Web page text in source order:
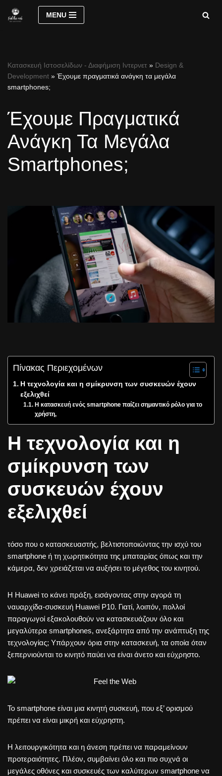
Μεταπηδήστε
MENU
Κατασκευή Ιστοσελίδων - Διαφήμιση Ιντερνετ » Design &
Development » Έχουμε πραγματικά ανάγκη τα μεγάλα
smartphones;
Έχουμε Πραγματικά
Ανάγκη Τα Μεγάλα
Smartphones;
Πίνακας Περιεχομένων
Η τεχνολογία και η σμίκρυνση των συσκευών έχουν
εξελιχθεί
Η κατασκευή ενός smartphone παίζει σημαντικό ρόλο για το
χρήστη,
Η τεχνολογία και η
σμίκρυνση των
συσκευών έχουν
εξελιχθεί
τόσο που ο κατασκευαστής, βελτιστοποιώντας την ισχύ του
smartphone ή τη χωρητικότητα της μπαταρίας όπως και την
κάμερα, δεν χρειάζεται να αυξήσει το μέγεθος του κινητού.
Η Huawei το κάνει πράξη, εισάγοντας στην αγορά τη
ναυαρχίδα-συσκευή Huawei P10. Γιατί, λοιπόν, πολλοί
παραγωγοί εξακολουθούν να κατασκευάζουν όλο και
μεγαλύτερα smartphones, ανεξάρτητα από την ανάπτυξη της
τεχνολογίας; Υπάρχουν όρια στην κατασκευή, τα οποία όταν
ξεπερνιούνται το κινητό παύει να είναι άνετο και εύχρηστο.
Το smartphone είναι μια κινητή συσκευή, που εξ’ ορισμού
πρέπει να είναι μικρή και εύχρηστη.
Η λειτουργικότητα και η άνεση πρέπει να παραμείνουν
προτεραιότητες. Πλέον, συμβαίνει όλο και πιο συχνά οι
μεγάλες οθόνες και συσκευές των καλύτερων smartphone να